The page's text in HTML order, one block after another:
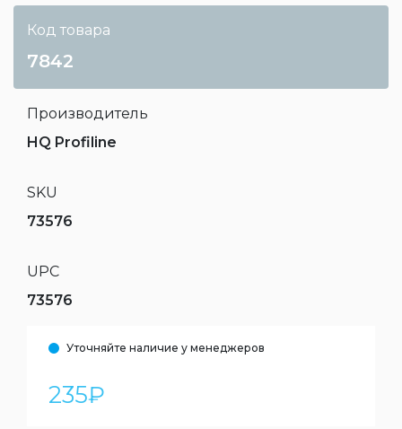
Код товара
7842
Производитель
HQ Profiline
SKU
73576
UPC
73576
Уточняйте наличие у менеджеров
235₽